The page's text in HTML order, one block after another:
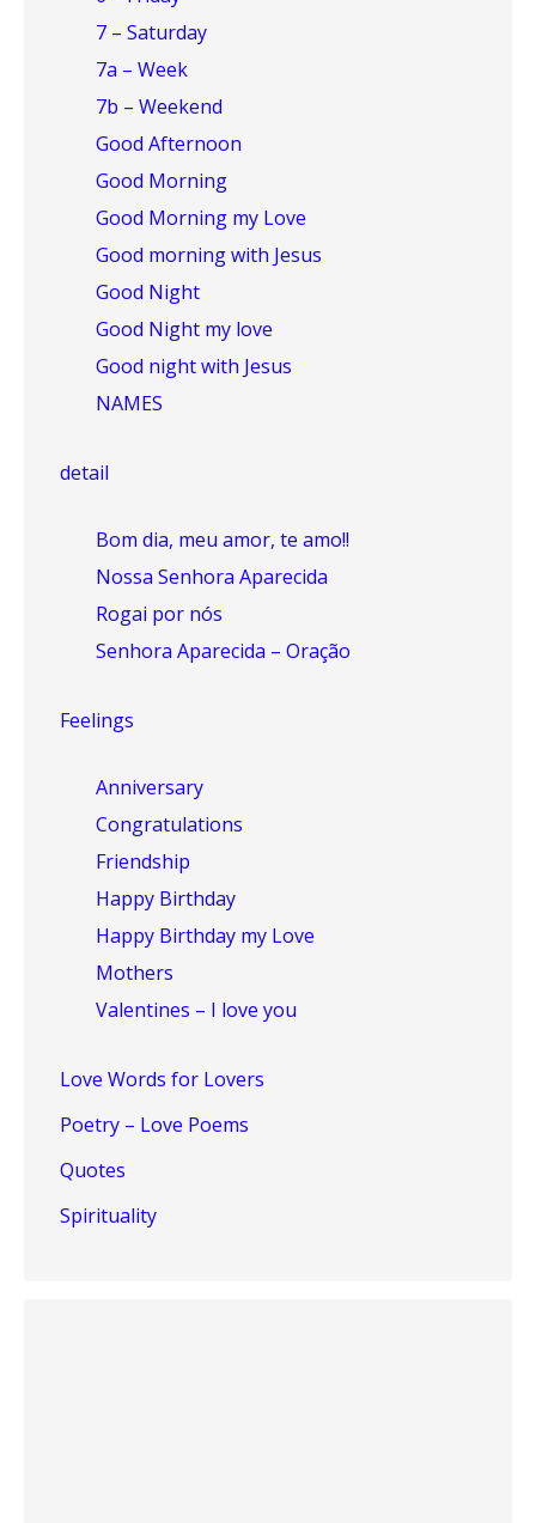
7 – Saturday
7a – Week
7b – Weekend
Good Afternoon
Good Morning
Good Morning my Love
Good morning with Jesus
Good Night
Good Night my love
Good night with Jesus
NAMES
detail
Bom dia, meu amor, te amo!!
Nossa Senhora Aparecida
Rogai por nós
Senhora Aparecida – Oração
Feelings
Anniversary
Congratulations
Friendship
Happy Birthday
Happy Birthday my Love
Mothers
Valentines – I love you
Love Words for Lovers
Poetry – Love Poems
Quotes
Spirituality